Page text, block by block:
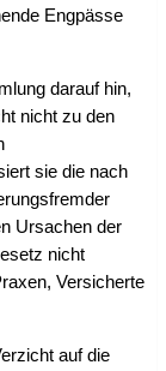
Engpässe
darauf hin,
nicht zu den
sie die nach
Ursachen der
nicht
Versicherte
auf die